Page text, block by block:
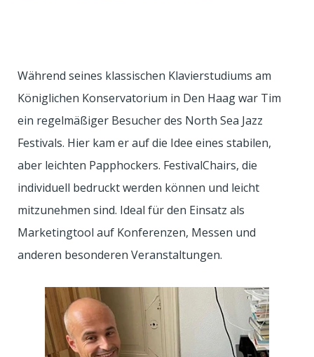
Während seines klassischen Klavierstudiums am
Königlichen Konservatorium in Den Haag war Tim
ein regelmäßiger Besucher des North Sea Jazz
Festivals. Hier kam er auf die Idee eines stabilen,
aber leichten Papphockers. FestivalChairs, die
individuell bedruckt werden können und leicht
mitzunehmen sind. Ideal für den Einsatz als
Marketingtool auf Konferenzen, Messen und
anderen besonderen Veranstaltungen.